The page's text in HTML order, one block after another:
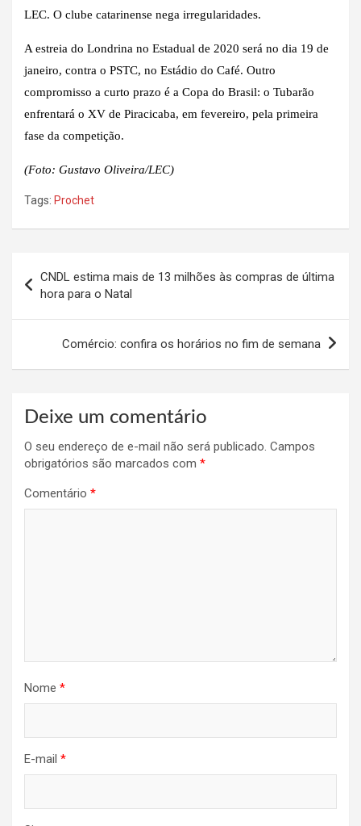
LEC. O clube catarinense nega irregularidades.
A estreia do Londrina no Estadual de 2020 será no dia 19 de
janeiro, contra o PSTC, no Estádio do Café. Outro
compromisso a curto prazo é a Copa do Brasil: o Tubarão
enfrentará o XV de Piracicaba, em fevereiro, pela primeira
fase da competição.
(Foto: Gustavo Oliveira/LEC)
Tags: Prochet
de
Post
CNDL estima mais de 13 milhões às compras de última
hora para o Natal
Comércio: confira os horários no fim de semana
Deixe um comentário
O seu endereço de e-mail não será publicado. Campos
obrigatórios são marcados com *
Comentário *
Nome *
E-mail *